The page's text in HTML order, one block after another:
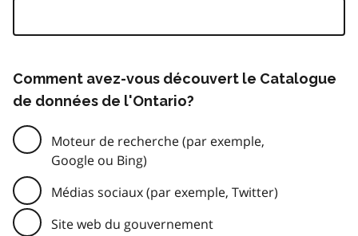
Comment avez-vous découvert le Catalogue
de données de l'Ontario?
Moteur de recherche (par exemple,
Google ou Bing)
Médias sociaux (par exemple, Twitter)
Site web du gouvernement